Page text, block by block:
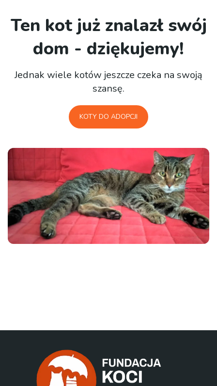
Ten kot już znalazł swój
dom - dziękujemy!
Jednak wiele kotów jeszcze czeka na swoją
szansę.
KOTY DO ADOPCJI